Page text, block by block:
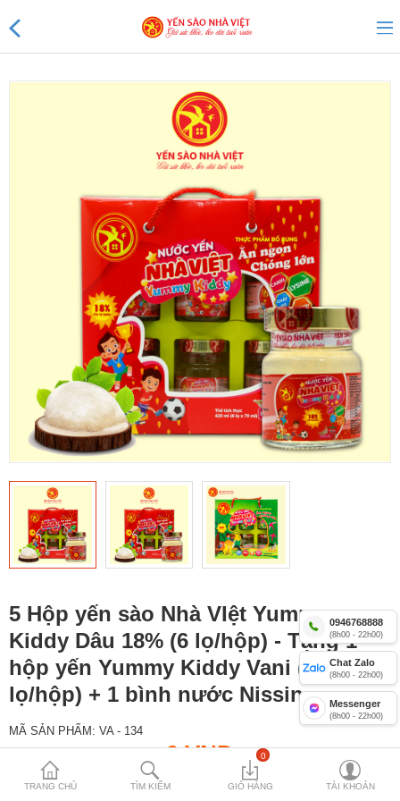
Yến Tổ Nhà Việt
Yến sào Nhà Việt 20%
Yến sào Nhà Việt 18%
Yến sào Nhà Việt 15%
Yến sào Nhà Việt 12%
Combo yến lọ Nhà Việt
Yến Yummy Kiddy 18% cho trẻ
Compare
Mặt hàng yêu
Currency
TRANG CHỦ TÌM KIẾM
0
GIỎ HÀNG TÀI KHOẢN
5 Hộp yến sào Nhà VIệt Yummy
Kiddy Dâu 18% (6 lọ/hộp) - Tặng 1
hộp yến Yummy Kiddy Vani (6
lọ/hộp) + 1 bình nước Nissin
MÃ SẢN PHẨM: VA - 134
0 VNĐ
0946768888
(8h00 - 22h00)
Chat Zalo
(8h00 - 22h00)
Messenger
(8h00 - 22h00)